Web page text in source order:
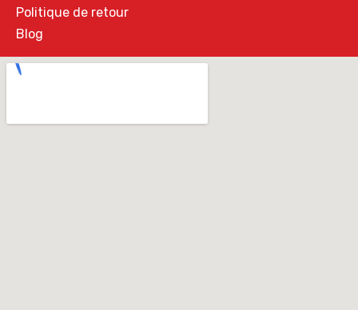
Politique de retour
Blog